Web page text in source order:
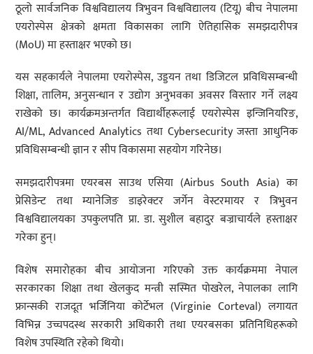
ठूलो सार्वजनिक विश्वविद्यालय त्रिभुवन विश्वविद्यालय (टियू) बीच नेपालमा
एयरोस्पेस क्षेत्रको क्षमता विकासका लागि ऐतिहासिक समझदारीपत्र
(MoU) मा हस्ताक्षर भएको छ।
यस सहकार्यले नेपालमा एयरोस्पेस, उड्डयन तथा डिजिटल प्रविधिसम्बन्धी
शिक्षा, तालिम, अनुसन्धान र उद्योग अनुभवका अवसर विस्तार गर्ने लक्ष्य
राखेको छ। कार्यक्रमअन्तर्गत विद्यार्थीहरूलाई एयरोस्पेस इन्जिनियरिङ,
AI/ML, Advanced Analytics तथा Cybersecurity जस्ता आधुनिक
प्रविधिसम्बन्धी ज्ञान र सीप विकासमा सहयोग गरिनेछ।
समझदारीपत्रमा एयरबस साउथ एसिया (Airbus South Asia) का
प्रेसिडेन्ट तथा म्यानेजिङ डाइरेक्टर जर्गेन वेस्टरमायर र त्रिभुवन
विश्वविद्यालयका उपकुलपति प्रा. डा. सुशील बहादुर बज्राचार्यले हस्ताक्षर
गरेका हुन्।
विशेष समारोहका बीच आयोजना गरिएको उक्त कार्यक्रममा नेपाल
सरकारका शिक्षा तथा खेलकुद मन्त्री सस्मित पोखरेल, नेपालका लागि
फ्रान्सकी राजदूत भर्जिनिया कोर्टेभल (Virginie Corteval) लगायत
विभिन्न उच्चपदस्थ सरकारी अधिकारी तथा एयरबसका प्रतिनिधिहरूको
विशेष उपस्थिति रहेको थियो।